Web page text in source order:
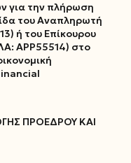
για την πλήρωση
του Αναπληρωτή
ή του Επίκουρου
ΑΡΡ55514) στο
ΠΡΟΕΔΡΟΥ ΚΑΙ